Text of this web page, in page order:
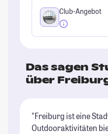
Club-Angebot
Das sagen
über
"Freiburg ist eine
Outdooraktivitäten